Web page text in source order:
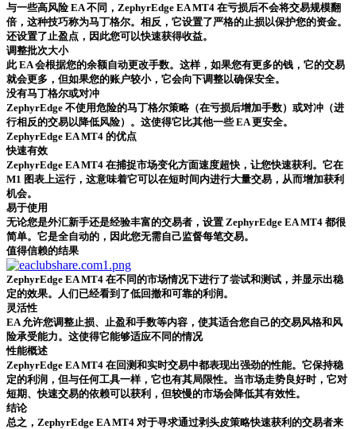
与一些高风险 EA 不同，ZephyrEdge EA MT4 在亏损后不会将交易规模翻
倍，这种技巧称为马丁格尔。相反，它设置了严格的止损以保护您的资金。
还设置了止盈点，因此您可以快速获得收益。
调整批次大小
此 EA 会根据您的余额自动更改手数。这样，如果您有更多的钱，它的交易
就会更多，但如果您的账户较小，它会向下调整以确保安全。
没有马丁格尔或对冲
ZephyrEdge 不使用危险的马丁格尔策略（在亏损后增加手数）或对冲（进
行相反的交易以降低风险）。这使得它比其他一些 EA 更安全。
ZephyrEdge EA MT4 的优点
快速有效
ZephyrEdge EA MT4 在捕捉市场变化方面速度超快，让您快速获利。它在
M1 图表上运行，这意味着它可以在短时间内进行大量交易，从而增加获利
机会。
易于使用
无论您是外汇新手还是经验丰富的交易者，设置 ZephyrEdge EA MT4 都很
简单。它是全自动的，因此您无需自己监督每笔交易。
值得信赖的结果
ZephyrEdge EA MT4 在不同的市场情况下进行了尝试和测试，并显示出稳
定的效果。人们已经看到了低回撤和可靠的利润。
灵活性
EA 允许您调整止损、止盈和手数等内容，使其适合您自己的交易风格和风
险承受能力。这使得它能够适应不同的情况
性能概述
ZephyrEdge EA MT4 在回测和实时交易中都表现出强劲的性能。它保持稳
定的利润，但与任何工具一样，它也有其局限性。当市场走势良好时，它对
短期、快速交易的依赖可以获利，但较慢的市场会降低其有效性。
结论
总之，ZephyrEdge EA MT4 对于寻求通过剥头皮策略快速获利的交易者来